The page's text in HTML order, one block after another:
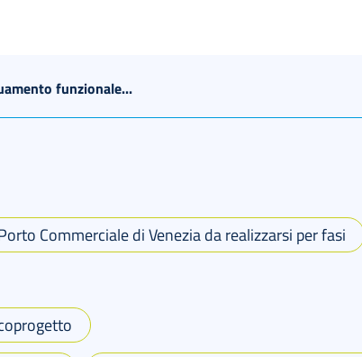
funzionale...
Commerciale di Venezia da realizzarsi per fasi